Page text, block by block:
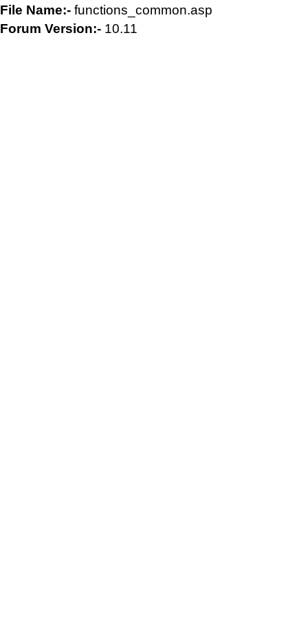
File Name:- functions_common.asp
Forum Version:- 10.11